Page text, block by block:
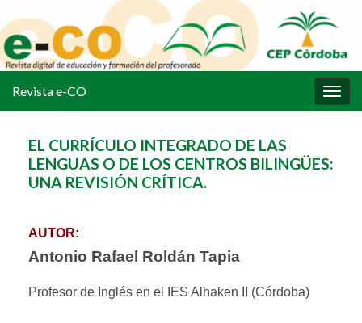
la
Revista e-CO
EL CURRÍCULO INTEGRADO DE LAS
LENGUAS O DE LOS CENTROS BILINGÜES:
UNA REVISIÓN CRÍTICA.
AUTOR:
Antonio Rafael Roldán Tapia
Profesor de Inglés en el IES Alhaken II (Córdoba)